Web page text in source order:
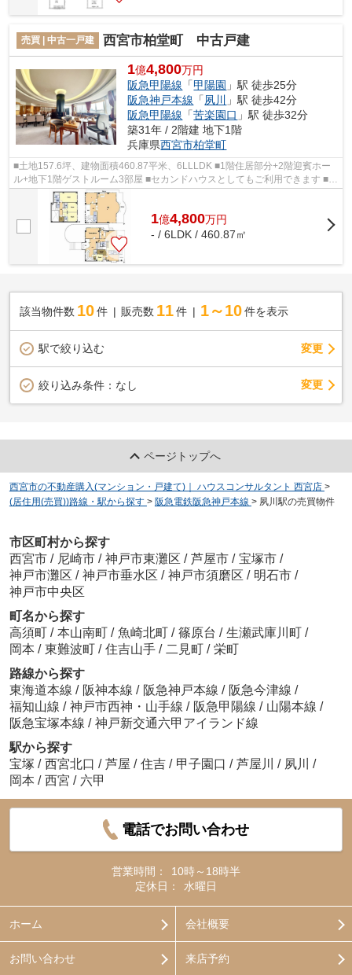
売買 | 中古一戸建 西宮市柏堂町 中古戸建
1億4,800万円
阪急甲陽線 「甲陽園 」駅 徒歩25分
阪急神戸本線 「夙川
」駅 徒歩42分
阪急甲陽線 「苦楽園口 」駅 徒歩32分
築31年 / 2階建 地下1階
兵庫県西宮市柏堂町
■土地157.6坪、建物面積460.87平米、6LLLDK ■1階住居部分+2階迎賓ホー
ル+地下1階ゲストルーム3部屋 ■セカンドハウスとしてもご利用できます ■駐
車スペース並列2台分 ■前面道路6.4ｍ ■...
1億4,800万円
- / 6LDK / 460.87㎡
該当物件数 10件 販売数 11 件 1～10 件を表示
駅で絞り込む 変更
絞り込み条件： なし 変更
ページトップへ
西宮市の不動産購入(マンション・戸建て)｜ ハウスコンサルタント 西宮店 >
(居住用(売買))路線・駅から探す > 阪急電鉄阪急神戸本線 > 夙川駅の売買物件
市区町村から探す
西宮市 / 尼崎市 / 神戸市東灘区 / 芦屋市 / 宝塚市 /
神戸市灘区 / 神戸市垂水区 / 神戸市須磨区 / 明石市 /
神戸市中央区
町名から探す
高須町 / 本山南町 / 魚崎北町 / 篠原台 / 生瀬武庫川町 /
岡本 / 東難波町 / 住吉山手 / 二見町 / 栄町
路線から探す
東海道本線 / 阪神本線 / 阪急神戸本線 / 阪急今津線 /
福知山線 / 神戸市西神・山手線 / 阪急甲陽線 / 山陽本線 /
阪急宝塚本線 / 神戸新交通六甲アイランド線
駅から探す
宝塚 / 西宮北口 / 芦屋 / 住吉 / 甲子園口 / 芦屋川 / 夙川
/
岡本 / 西宮 / 六甲
電話でお問い合わせ
営業時間：
10時～18時半
定休日：
水曜日
ホーム 会社概要
お問い合わせ 来店予約